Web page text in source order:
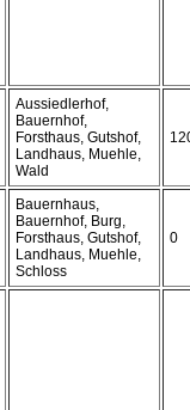
Aussiedlerhof,
Bauernhof,
Forsthaus, Gutshof,
Landhaus, Muehle,
Wald
Bauernhaus,
Bauernhof, Burg,
Forsthaus, Gutshof,
Landhaus, Muehle,
Schloss
0